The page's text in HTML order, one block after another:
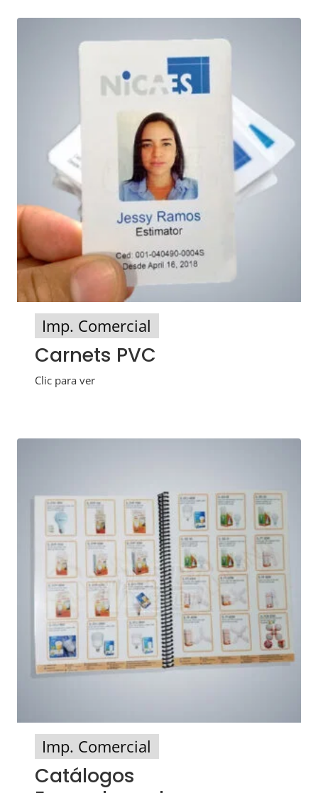
Imp. Comercial
Carnets PVC
Clic para ver
Imp. Comercial
Catálogos